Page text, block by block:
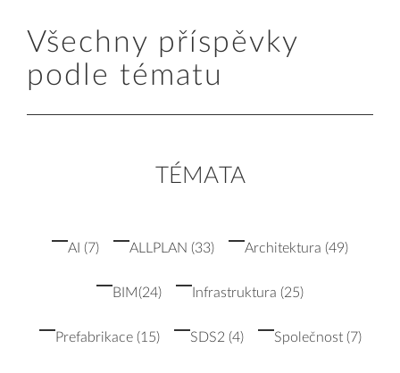
Všechny příspěvky
podle tématu
TÉMATA
AI (7) ALLPLAN (33) Architektura (49)
BIM(24) Infrastruktura (25)
Prefabrikace (15) SDS2 (4) Společnost (7)